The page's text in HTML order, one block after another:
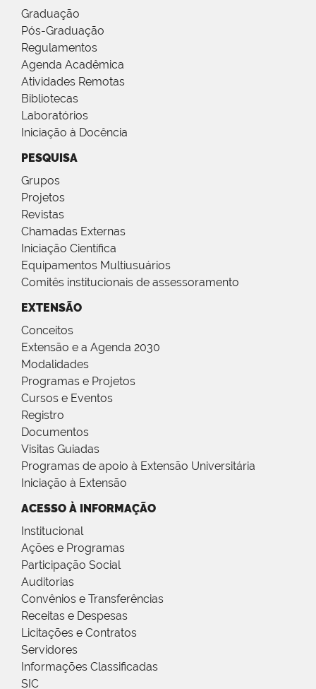
Graduação
Pós-Graduação
Regulamentos
Agenda Acadêmica
Atividades Remotas
Bibliotecas
Laboratórios
Iniciação à Docência
PESQUISA
Grupos
Projetos
Revistas
Chamadas Externas
Iniciação Científica
Equipamentos Multiusuários
Comitês institucionais de assessoramento
EXTENSÃO
Conceitos
Extensão e a Agenda 2030
Modalidades
Programas e Projetos
Cursos e Eventos
Registro
Documentos
Visitas Guiadas
Programas de apoio à Extensão Universitária
Iniciação à Extensão
ACESSO À INFORMAÇÃO
Institucional
Ações e Programas
Participação Social
Auditorias
Convênios e Transferências
Receitas e Despesas
Licitações e Contratos
Servidores
Informações Classificadas
SIC